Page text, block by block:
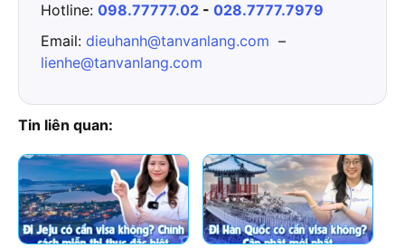
Hotline: 098.77777.02 - 028.7777.7979
Email: dieuhanh@tanvanlang.com –
lienhe@tanvanlang.com
Tin liên quan: